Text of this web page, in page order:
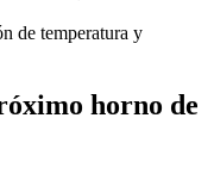
de temperatura y
horno de